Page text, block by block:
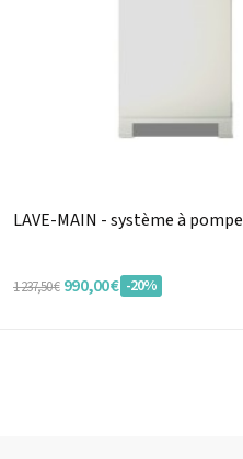
LAVE-MAIN - système à pompe
1 237,50 € 990,00 € -20%